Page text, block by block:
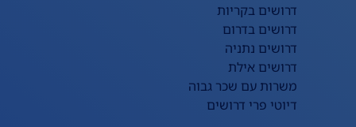
דרושים בקריות
דרושים בדרום
דרושים נתניה
דרושים אילת
משרות עם שכר גבוה
דיוטי פרי דרושים